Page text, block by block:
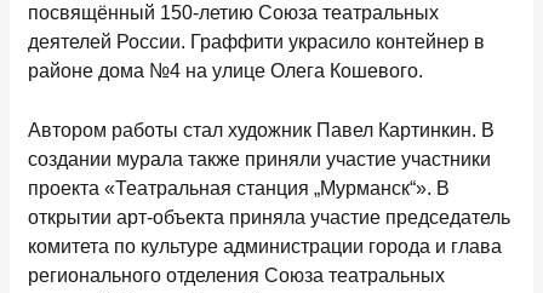
посвящённый 150-летию Союза театральных
деятелей России. Граффити украсило контейнер в
районе дома №4 на улице Олега Кошевого.
Автором работы стал художник Павел Картинкин. В
создании мурала также приняли участие участники
проекта «Театральная станция „Мурманск“». В
открытии арт-объекта приняла участие председатель
комитета по культуре администрации города и глава
регионального отделения Союза театральных